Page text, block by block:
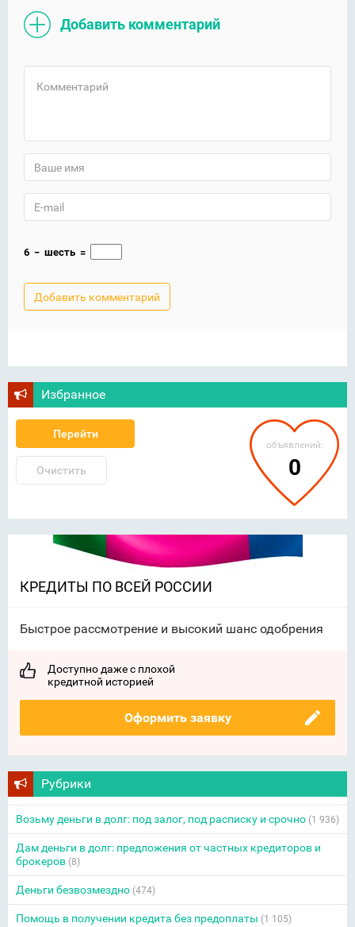
Добавить комментарий
6 − шесть =
Избранное
Перейти
Очистить
объявлений:
0
КРЕДИТЫ ПО ВСЕЙ РОССИИ
Быстрое рассмотрение и высокий шанс одобрения
Доступно даже с плохой
кредитной историей
Оформить заявку
Рубрики
Возьму деньги в долг: под залог, под расписку и срочно (1 936)
Дам деньги в долг: предложения от частных кредиторов и
брокеров (8)
Деньги безвозмездно (474)
Помощь в получении кредита без предоплаты (1 105)